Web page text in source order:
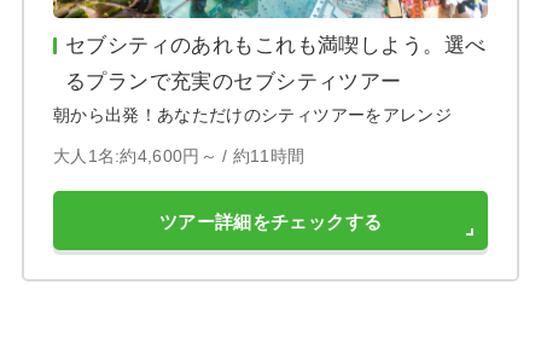
セブシティのあれもこれも満喫しよう。選べ
るプランで充実のセブシティツアー
朝から出発！あなただけのシティツアーをアレンジ
大人1名:約4,600円～ / 約11時間
ツアー詳細をチェックする